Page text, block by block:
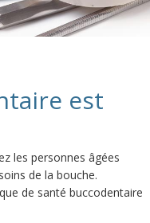
est
les personnes âgées
de la bouche.
de santé buccodentaire